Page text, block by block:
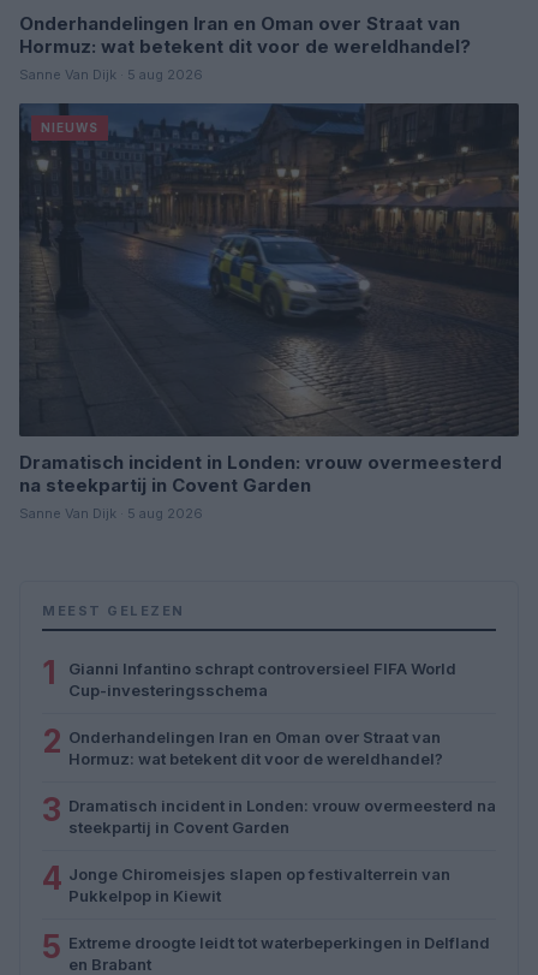
Onderhandelingen Iran en Oman over Straat van
Hormuz: wat betekent dit voor de wereldhandel?
Sanne Van Dijk · 5 aug 2026
NIEUWS
Dramatisch incident in Londen: vrouw overmeesterd
na steekpartij in Covent Garden
Sanne Van Dijk · 5 aug 2026
MEEST GELEZEN
1
Gianni Infantino schrapt controversieel FIFA World
Cup-investeringsschema
2 Onderhandelingen Iran en Oman over Straat van
Hormuz: wat betekent dit voor de wereldhandel?
3 Dramatisch incident in Londen: vrouw overmeesterd na
steekpartij in Covent Garden
4 Jonge Chiromeisjes slapen op festivalterrein van
Pukkelpop in Kiewit
5 Extreme droogte leidt tot waterbeperkingen in Delfland
en Brabant